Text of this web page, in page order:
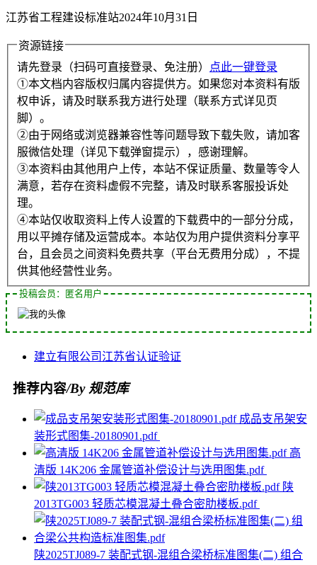
江苏省工程建设标准站2024年10月31日
资源链接
请先登录（扫码可直接登录、免注册）
点此一键登录
①本文档内容版权归属内容提供方。如果您对本资料有版
权申诉，请及时联系我方进行处理（联系方式详见页
脚）。
②由于网络或浏览器兼容性等问题导致下载失败，请加客
服微信处理（详见下载弹窗提示），感谢理解。
③本资料由其他用户上传，本站不保证质量、数量等令人
满意，若存在资料虚假不完整，请及时联系客服投诉处
理。
④本站仅收取资料上传人设置的下载费中的一部分分成，
用以平摊存储及运营成本。本站仅为用户提供资料分享平
台，且会员之间资料免费共享（平台无费用分成），不提
供其他经营性业务。
投稿会员：匿名用户
建立有限公司 江苏省认证验证
推荐内容/By 规范库
成品支吊架安
装形式图集-20180901.pdf
高
清版 14K206 金属管道补偿设计与选用图集.pdf
陕
2013TG003 轻质芯模混凝土叠合密肋楼板.pdf
陕2025TJ089-7 装配式钢-混组合梁桥标准图集(二) 组合